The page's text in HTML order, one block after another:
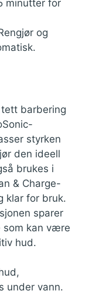
minutter for
og
tett barbering
styrken
den ideell
brukes i
& Charge-
klar for bruk.
sparer
som kan være
hud.
under vann.